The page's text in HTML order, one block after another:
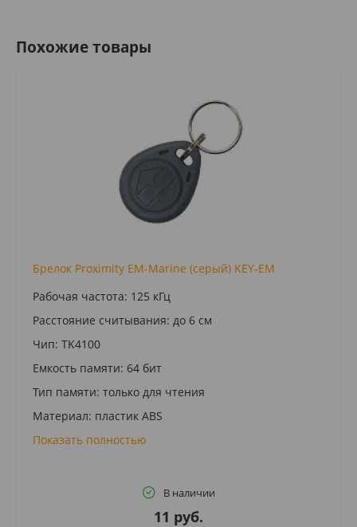
Похожие товары
Брелок Proximity EM-Marine (серый) KEY‑EM
Рабочая частота: 125 кГц
Расстояние считывания: до 6 см
Чип: TK4100
Емкость памяти: 64 бит
Тип памяти: только для чтения
Материал: пластик ABS
Показать полностью
В наличии
11 руб.